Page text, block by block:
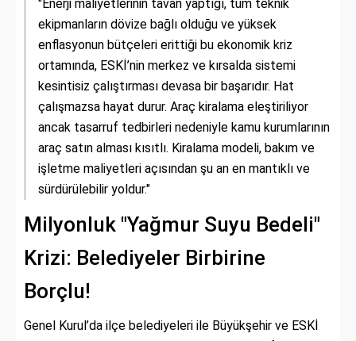
"Enerji maliyetlerinin tavan yaptığı, tüm teknik
ekipmanların dövize bağlı olduğu ve yüksek
enflasyonun bütçeleri erittiği bu ekonomik kriz
ortamında, ESKİ’nin merkez ve kırsalda sistemi
kesintisiz çalıştırması devasa bir başarıdır. Hat
çalışmazsa hayat durur. Araç kiralama eleştiriliyor
ancak tasarruf tedbirleri nedeniyle kamu kurumlarının
araç satın alması kısıtlı. Kiralama modeli, bakım ve
işletme maliyetleri açısından şu an en mantıklı ve
sürdürülebilir yoldur."
Milyonluk "Yağmur Suyu Bedeli"
Krizi: Belediyeler Birbirine
Borçlu!
Genel Kurul’da ilçe belediyeleri ile Büyükşehir ve ESKİ